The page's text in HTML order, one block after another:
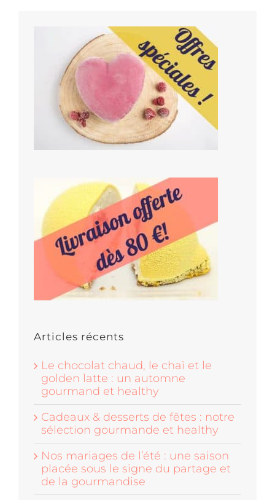
Articles récents
Le chocolat chaud, le chaï et le
golden latte : un automne
gourmand et healthy
Cadeaux & desserts de fêtes : notre
sélection gourmande et healthy
Nos mariages de l’été : une saison
placée sous le signe du partage et
de la gourmandise